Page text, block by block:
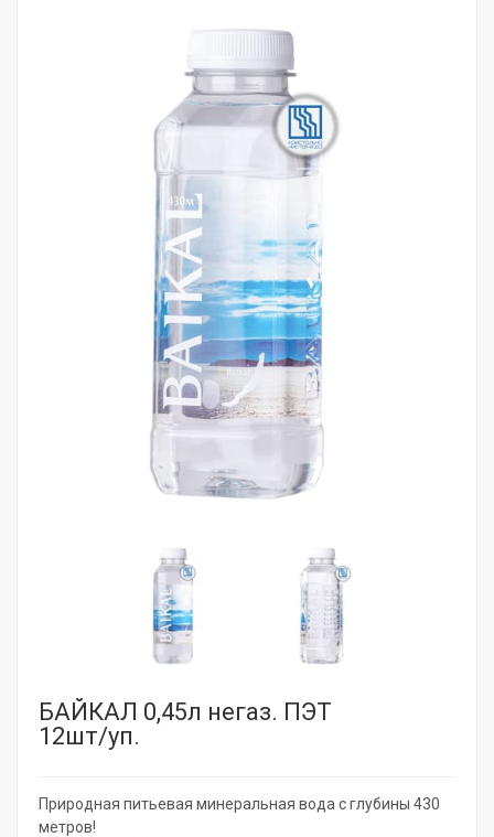
БАЙКАЛ 0,45л негаз. ПЭТ
12шт/уп.
Природная питьевая минеральная вода с глубины 430
метров!